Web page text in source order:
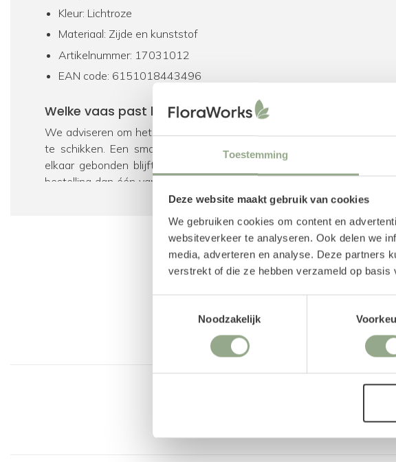
Toestemming
Deze website maakt gebruik van cookies
We gebruiken cookies om content en
websiteverkeer te analyseren. Ook delen we
media, adverteren en analyse. Deze partners
verstrekt of die ze hebben verzameld op
Noodzakelijk
Kleur: Lichtroze
Materiaal: Zijde en kunststof
Artikelnummer: 17031012
EAN code: 6151018443496
Welke vaas past bij dit kunstboeket?
We adviseren om het kunstboeket in een vaas tussen de 30 en 40
te schikken. Een smallere hals zorgt ervoor dat het zijden boeket
elkaar gebonden blijft. Heb je nog geen bijpassende vaas? Voeg
bestelling dan één van de vazen toe, welke wij speciaal voor dit
als bijpassend product hebben geselecteerd. Uiteraard is het ook
vazen te bekijken.
Voeg geur toe met parfum voor zijden bloemen
parfumspraysis het mogelijk om de geur van
antistatische component, waardoor kunstbloemen minder stof
Upgrade met losse kunstbloemen
artikel opgenomen. Zo kun jij het boeket naar jouw eigen smaak
door losse zijden bloemen toe te voegen. Uiteraard kun je hiervoor